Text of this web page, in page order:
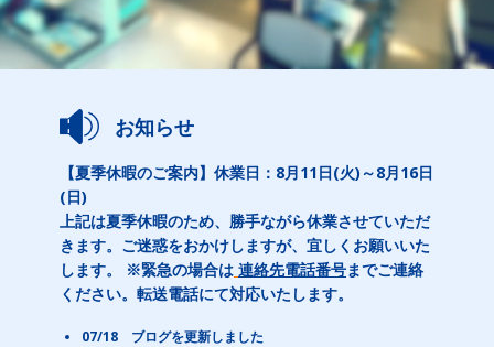
お知らせ
【夏季休暇のご案内】休業日：8月11日(火)～8月16日
(日)
上記は夏季休暇のため、勝手ながら休業させていただ
きます。ご迷惑をおかけしますが、宜しくお願いいた
します。 ※緊急の場合は 連絡先電話番号までご連絡
ください。転送電話にて対応いたします。
07/18 ブログを更新しました